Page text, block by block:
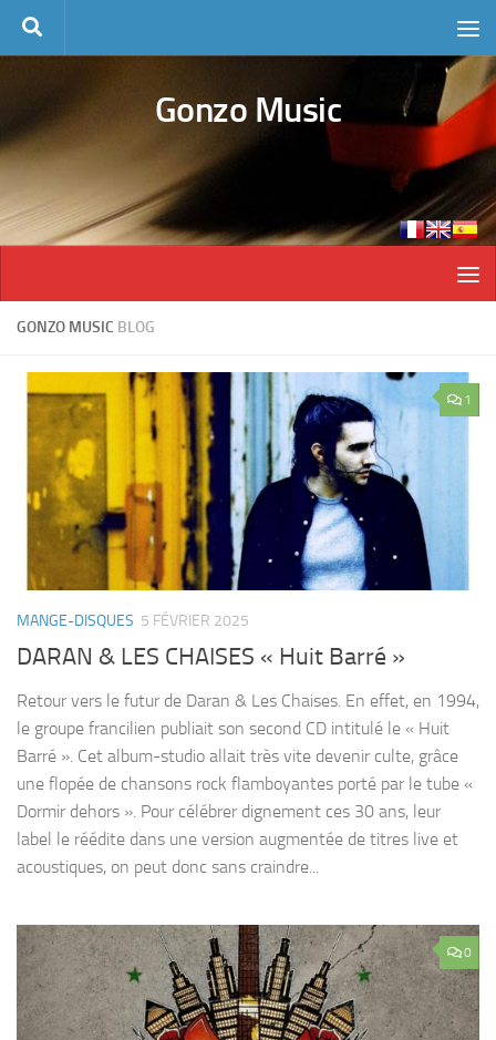
Skip to content
Gonzo Music
GONZO MUSIC BLOG
1
MANGE-DISQUES 5 FÉVRIER 2025
DARAN & LES CHAISES « Huit Barré »
Retour vers le futur de Daran & Les Chaises. En effet, en 1994,
le groupe francilien publiait son second CD intitulé le « Huit
Barré ». Cet album-studio allait très vite devenir culte, grâce
une flopée de chansons rock flamboyantes porté par le tube «
Dormir dehors ». Pour célébrer dignement ces 30 ans, leur
label le réédite dans une version augmentée de titres live et
acoustiques, on peut donc sans craindre...
0